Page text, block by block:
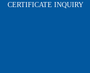
CERTIFICATE INQUIRY